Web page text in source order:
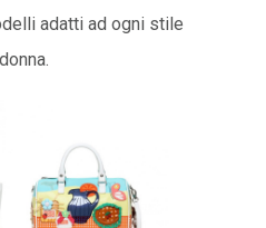
adatti ad ogni stile